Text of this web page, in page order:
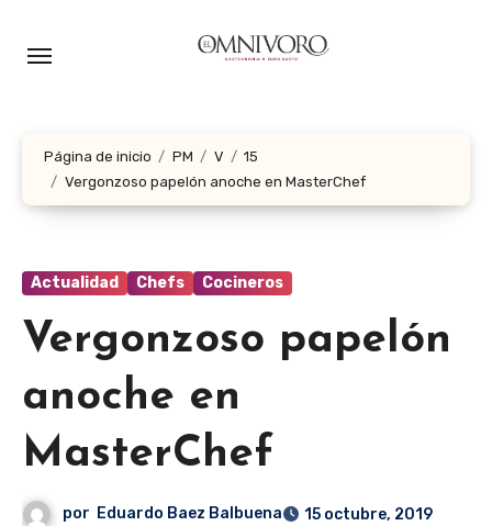
Página de inicio PM V
15
Vergonzoso papelón anoche en MasterChef
Actualidad Chefs Cocineros
Vergonzoso papelón
anoche en
MasterChef
por Eduardo Baez Balbuena
15 octubre, 2019